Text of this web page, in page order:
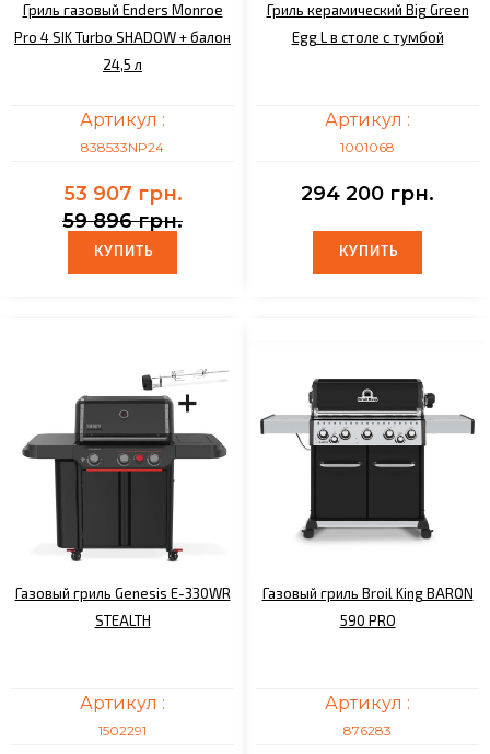
Гриль газовый Enders Monroe
Pro 4 SIK Turbo SHADOW + балон
24,5 л
Артикул :
838533NP24
53 907 грн.
59 896 грн.
КУПИТЬ
КУПИТЬ
Гриль керамический Big Green
Egg L в столе с тумбой
Артикул :
1001068
294 200 грн.
КУПИТЬ
КУПИТЬ
Газовый гриль Genesis E-330WR
STEALTH
Артикул :
1502291
Газовый гриль Broil King BARON
590 PRO
Артикул :
876283